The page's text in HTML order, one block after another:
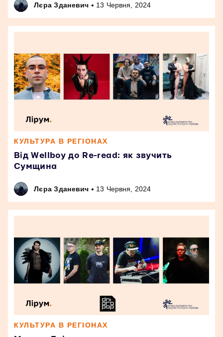
Лєра Зданевич • 13 Червня, 2024
КУЛЬТУРА В РЕГІОНАХ
Від Wellboy до Re-read: як звучить
Сумщина
Лєра Зданевич • 13 Червня, 2024
КУЛЬТУРА В РЕГІОНАХ